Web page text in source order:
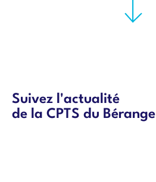
Suivez l'actualité
de la CPTS du Bérange